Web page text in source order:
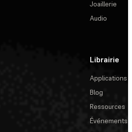
Joaillerie
Audio
Librairie
Applications
Blog
Ressources
Événements